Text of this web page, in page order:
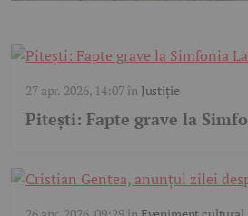
27 apr. 2026, 14:07în Justiție
Pitești: Fapte grave la